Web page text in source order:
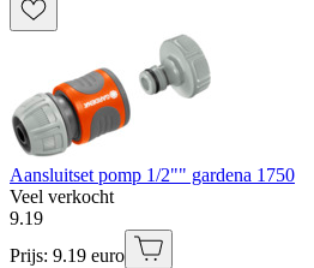
Aansluitset pomp 1/2"" gardena 1750
Veel verkocht
9.19
Prijs: 9.19 euro